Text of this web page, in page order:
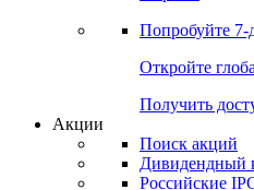
Cbonds Pages
Опросы
Попробуйте7-
Откройте
Получить